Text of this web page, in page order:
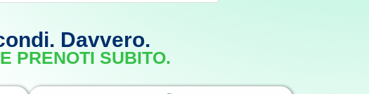
Davvero.
PRENOTI SUBITO.